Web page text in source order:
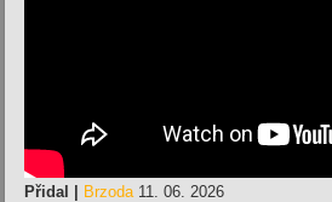
Přidal | Brzoda 11. 06. 2026